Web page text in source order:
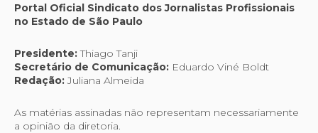
Portal Oficial Sindicato dos Jornalistas Profissionais
no Estado de São Paulo
Presidente:Thiago Tanji
Secretário de Comunicação: Eduardo Viné Boldt
Redação:Juliana Almeida
As matérias assinadas não representam necessariamente
a opinião da diretoria.